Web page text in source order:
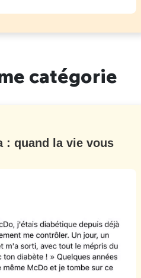
catégorie
: quand la vie vous